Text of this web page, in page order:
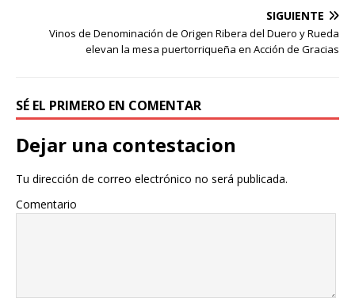
SIGUIENTE
Vinos de Denominación de Origen Ribera del Duero y Rueda
elevan la mesa puertorriqueña en Acción de Gracias
SÉ EL PRIMERO EN COMENTAR
Dejar una contestacion
Tu dirección de correo electrónico no será publicada.
Comentario